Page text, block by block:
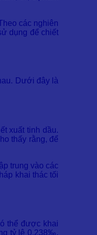
các nghiên
dụng để chiết
Dưới đây là
xuất tinh dầu.
thấy rằng, để
trung vào các
khai thác tối
thể được khai
tỷ lệ 0,238‰.